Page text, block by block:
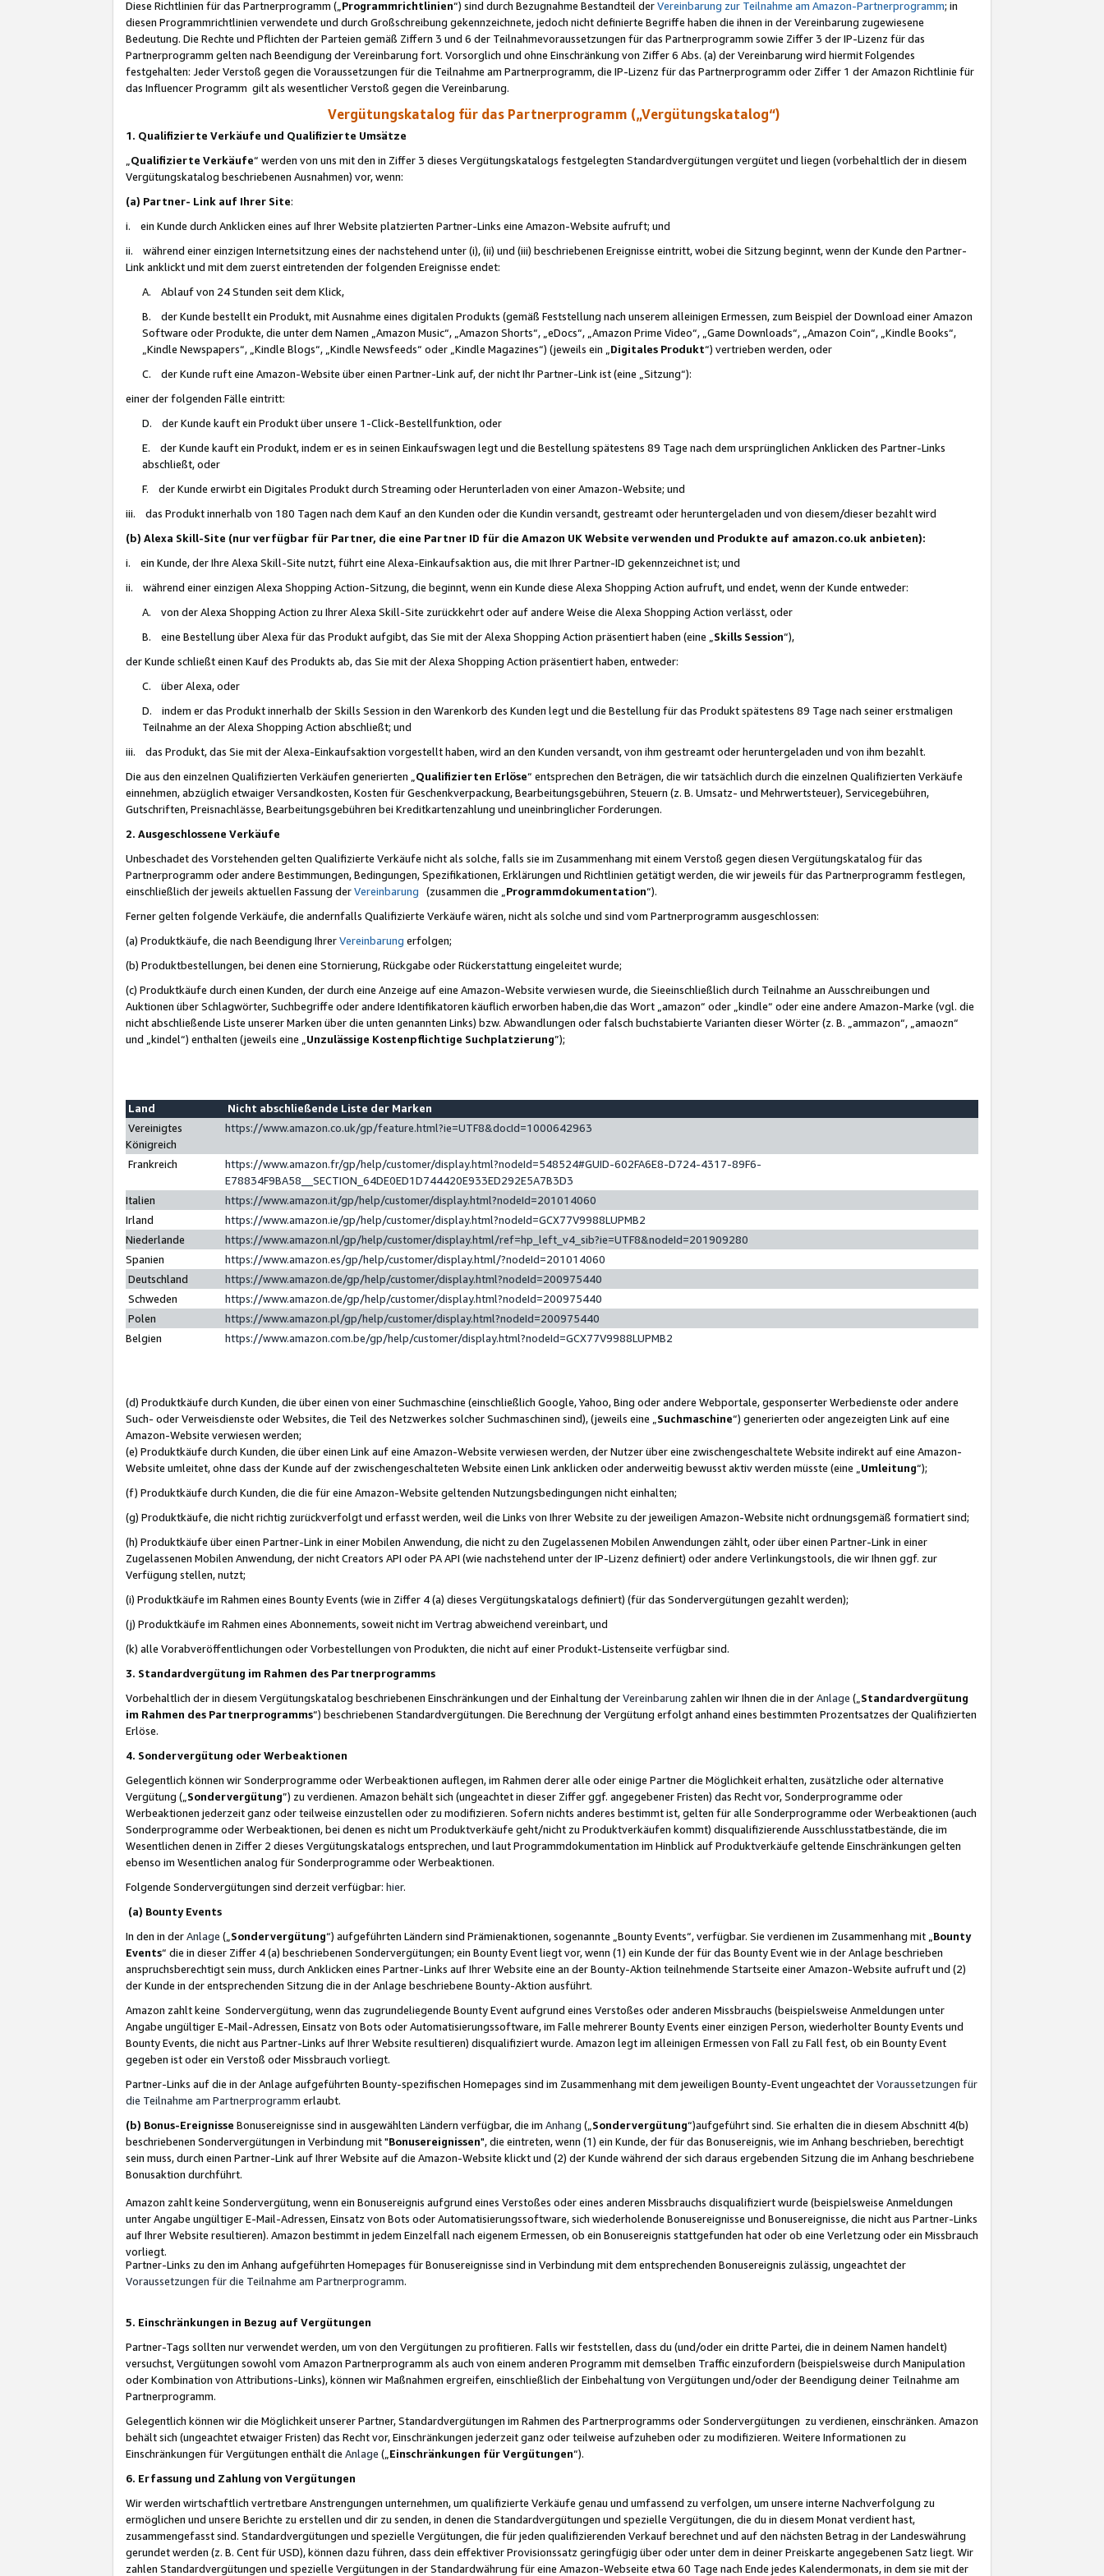
Diese Richtlinien für das Partnerprogramm („Programmrichtlinien“) sind durch Bezugnahme Bestandteil derVereinbarung zur Teilnahme am Amazon-Partnerprogramm; in
diesen Programmrichtlinien verwendete und durch Großschreibung gekennzeichnete, jedoch nicht definierte Begriffe haben die ihnen in der Vereinbarung zugewiesene
Bedeutung. Die Rechte und Pflichten der Parteien gemäß Ziffern 3 und 6 der Teilnahmevoraussetzungen für das Partnerprogramm sowie Ziffer 3 der IP-Lizenz für das
Partnerprogramm gelten nach Beendigung der Vereinbarung fort. Vorsorglich und ohne Einschränkung von Ziffer 6 Abs. (a) der Vereinbarung wird hiermit Folgendes
festgehalten: Jeder Verstoß gegen die Voraussetzungen für die Teilnahme am Partnerprogramm, die IP-Lizenz für das Partnerprogramm oder Ziffer 1 der Amazon Richtlinie für
das Influencer Programm gilt als wesentlicher Verstoß gegen die Vereinbarung.
Vergütungskatalog für das Partnerprogramm („Vergütungskatalog“)
1. Qualifizierte Verkäufe und Qualifizierte Umsätze
Qualifizierte Verkäufe“ werden von uns mit den in Ziffer 3 dieses Vergütungskatalogs festgelegten Standardvergütungen vergütet und liegen (vorbehaltlich der in diesem
Vergütungskatalog beschriebenen Ausnahmen) vor, wenn:
(a) Partner- Link auf Ihrer Site:
i. ein Kunde durch Anklicken eines auf Ihrer Website platzierten Partner-Links eine Amazon-Website aufruft; und
ii. während einer einzigen Internetsitzung eines der nachstehend unter (i), (ii) und (iii) beschriebenen Ereignisse eintritt, wobei die Sitzung beginnt, wenn der Kunde den Partner-
Link anklickt und mit dem zuerst eintretenden der folgenden Ereignisse endet:
A. Ablauf von 24 Stunden seit dem Klick,
B. der Kunde bestellt ein Produkt, mit Ausnahme eines digitalen Produkts (gemäß Feststellung nach unserem alleinigen Ermessen, zum Beispiel der Download einer Amazon
Software oder Produkte, die unter dem Namen „Amazon Music“, „Amazon Shorts“, „eDocs“, „Amazon Prime Video“, „Game Downloads“, „Amazon Coin“, „Kindle Books“,
„Kindle Newspapers“, „Kindle Blogs“, „Kindle Newsfeeds“ oder „Kindle Magazines“) (jeweils ein „ Digitales Produkt“) vertrieben werden, oder
C. der Kunde ruft eine Amazon-Website über einen Partner-Link auf, der nicht Ihr Partner-Link ist (eine „Sitzung“):
einer der folgenden Fälle eintritt:
D. der Kunde kauft ein Produkt über unsere 1-Click-Bestellfunktion, oder
E. der Kunde kauft ein Produkt, indem er es in seinen Einkaufswagen legt und die Bestellung spätestens 89 Tage nach dem ursprünglichen Anklicken des Partner-Links
abschließt, oder
F. der Kunde erwirbt ein Digitales Produkt durch Streaming oder Herunterladen von einer Amazon-Website; und
iii. das Produkt innerhalb von 180 Tagen nach dem Kauf an den Kunden oder die Kundin versandt, gestreamt oder heruntergeladen und von diesem/dieser bezahlt wird
(b) Alexa Skill-Site (nur verfügbar für Partner, die eine Partner ID für die Amazon UK Website verwenden und Produkte auf amazon.co.uk anbieten):
i. ein Kunde, der Ihre Alexa Skill-Site nutzt, führt eine Alexa-Einkaufsaktion aus, die mit Ihrer Partner-ID gekennzeichnet ist; und
ii. während einer einzigen Alexa Shopping Action-Sitzung, die beginnt, wenn ein Kunde diese Alexa Shopping Action aufruft, und endet, wenn der Kunde entweder:
A. von der Alexa Shopping Action zu Ihrer Alexa Skill-Site zurückkehrt oder auf andere Weise die Alexa Shopping Action verlässt, oder
B. eine Bestellung über Alexa für das Produkt aufgibt, das Sie mit der Alexa Shopping Action präsentiert haben (eine „ Skills Session“),
der Kunde schließt einen Kauf des Produkts ab, das Sie mit der Alexa Shopping Action präsentiert haben, entweder:
C. über Alexa, oder
D. indem er das Produkt innerhalb der Skills Session in den Warenkorb des Kunden legt und die Bestellung für das Produkt spätestens 89 Tage nach seiner erstmaligen
Teilnahme an der Alexa Shopping Action abschließt; und
iii. das Produkt, das Sie mit der Alexa-Einkaufsaktion vorgestellt haben, wird an den Kunden versandt, von ihm gestreamt oder heruntergeladen und von ihm bezahlt.
Die aus den einzelnen Qualifizierten Verkäufen generierten „ Qualifizierten Erlöse“ entsprechen den Beträgen, die wir tatsächlich durch die einzelnen Qualifizierten Verkäufe
einnehmen, abzüglich etwaiger Versandkosten, Kosten für Geschenkverpackung, Bearbeitungsgebühren, Steuern (z. B. Umsatz- und Mehrwertsteuer), Servicegebühren,
Gutschriften, Preisnachlässe, Bearbeitungsgebühren bei Kreditkartenzahlung und uneinbringlicher Forderungen.
2. Ausgeschlossene Verkäufe
Unbeschadet des Vorstehenden gelten Qualifizierte Verkäufe nicht als solche, falls sie im Zusammenhang mit einem Verstoß gegen diesen Vergütungskatalog für das
Partnerprogramm oder andere Bestimmungen, Bedingungen, Spezifikationen, Erklärungen und Richtlinien getätigt werden, die wir jeweils für das Partnerprogramm festlegen,
einschließlich der jeweils aktuellen Fassung derVereinbarung (zusammen die „ Programmdokumentation“).
Ferner gelten folgende Verkäufe, die andernfalls Qualifizierte Verkäufe wären, nicht als solche und sind vom Partnerprogramm ausgeschlossen:
(a) Produktkäufe, die nach Beendigung IhrerVereinbarung erfolgen;
(b) Produktbestellungen, bei denen eine Stornierung, Rückgabe oder Rückerstattung eingeleitet wurde;
(c) Produktkäufe durch einen Kunden, der durch eine Anzeige auf eine Amazon-Website verwiesen wurde, die Sieeinschließlich durch Teilnahme an Ausschreibungen und
Auktionen über Schlagwörter, Suchbegriffe oder andere Identifikatoren käuflich erworben haben,die das Wort „amazon“ oder „kindle“ oder eine andere Amazon-Marke (vgl. die
nicht abschließende Liste unserer Marken über die unten genannten Links) bzw. Abwandlungen oder falsch buchstabierte Varianten dieser Wörter (z. B. „ammazon“, „amaozn“
und „kindel“) enthalten (jeweils eine „ Unzulässige Kostenpflichtige Suchplatzierung”);
Land
Nicht abschließende Liste der Marken
Vereinigtes
Königreich
https://www.amazon.co.uk/gp/feature.html?ie=UTF8&docId=1000642963
Frankreich
https://www.amazon.fr/gp/help/customer/display.html?nodeId=548524#GUID-602FA6E8-D724-4317-89F6-
E78834F9BA58__SECTION_64DE0ED1D744420E933ED292E5A7B3D3
Italien
https://www.amazon.it/gp/help/customer/display.html?nodeId=201014060
Irland
https://www.amazon.ie/gp/help/customer/display.html?nodeId=GCX77V9988LUPMB2
Niederlande
https://www.amazon.nl/gp/help/customer/display.html/ref=hp_left_v4_sib?ie=UTF8&nodeId=201909280
Spanien
https://www.amazon.es/gp/help/customer/display.html/?nodeId=201014060
Deutschland
https://www.amazon.de/gp/help/customer/display.html?nodeId=200975440
Schweden
https://www.amazon.de/gp/help/customer/display.html?nodeId=200975440
Polen
https://www.amazon.pl/gp/help/customer/display.html?nodeId=200975440
Belgien
https://www.amazon.com.be/gp/help/customer/display.html?nodeId=GCX77V9988LUPMB2
(d) Produktkäufe durch Kunden, die über einen von einer Suchmaschine (einschließlich Google, Yahoo, Bing oder andere Webportale, gesponserter Werbedienste oder andere
Such- oder Verweisdienste oder Websites, die Teil des Netzwerkes solcher Suchmaschinen sind), (jeweils eine „ Suchmaschine“) generierten oder angezeigten Link auf eine
Amazon-Website verwiesen werden;
(e) Produktkäufe durch Kunden, die über einen Link auf eine Amazon-Website verwiesen werden, der Nutzer über eine zwischengeschaltete Website indirekt auf eine Amazon-
Website umleitet, ohne dass der Kunde auf der zwischengeschalteten Website einen Link anklicken oder anderweitig bewusst aktiv werden müsste (eine „ Umleitung“);
(f) Produktkäufe durch Kunden, die die für eine Amazon-Website geltenden Nutzungsbedingungen nicht einhalten;
(g) Produktkäufe, die nicht richtig zurückverfolgt und erfasst werden, weil die Links von Ihrer Website zu der jeweiligen Amazon-Website nicht ordnungsgemäß formatiert sind;
(h) Produktkäufe über einen Partner-Link in einer Mobilen Anwendung, die nicht zu den Zugelassenen Mobilen Anwendungen zählt, oder über einen Partner-Link in einer
Zugelassenen Mobilen Anwendung, der nicht Creators API oder PA API (wie nachstehend unter der IP-Lizenz definiert) oder andere Verlinkungstools, die wir Ihnen ggf. zur
Verfügung stellen, nutzt;
(i) Produktkäufe im Rahmen eines Bounty Events (wie in Ziffer 4 (a) dieses Vergütungskatalogs definiert) (für das Sondervergütungen gezahlt werden);
(j) Produktkäufe im Rahmen eines Abonnements, soweit nicht im Vertrag abweichend vereinbart, und
(k) alle Vorabveröffentlichungen oder Vorbestellungen von Produkten, die nicht auf einer Produkt-Listenseite verfügbar sind.
3. Standardvergütung im Rahmen des Partnerprogramms
Vorbehaltlich der in diesem Vergütungskatalog beschriebenen Einschränkungen und der Einhaltung derVereinbarung zahlen wir Ihnen die in derAnlage („ Standardvergütung
im Rahmen des Partnerprogramms“) beschriebenen Standardvergütungen. Die Berechnung der Vergütung erfolgt anhand eines bestimmten Prozentsatzes der Qualifizierten
Erlöse.
4. Sondervergütung oder Werbeaktionen
Gelegentlich können wir Sonderprogramme oder Werbeaktionen auflegen, im Rahmen derer alle oder einige Partner die Möglichkeit erhalten, zusätzliche oder alternative
Vergütung („ Sondervergütung”) zu verdienen. Amazon behält sich (ungeachtet in dieser Ziffer ggf. angegebener Fristen) das Recht vor, Sonderprogramme oder
Werbeaktionen jederzeit ganz oder teilweise einzustellen oder zu modifizieren. Sofern nichts anderes bestimmt ist, gelten für alle Sonderprogramme oder Werbeaktionen (auch
Sonderprogramme oder Werbeaktionen, bei denen es nicht um Produktverkäufe geht/nicht zu Produktverkäufen kommt) disqualifizierende Ausschlusstatbestände, die im
Wesentlichen denen in Ziffer 2 dieses Vergütungskatalogs entsprechen, und laut Programmdokumentation im Hinblick auf Produktverkäufe geltende Einschränkungen gelten
ebenso im Wesentlichen analog für Sonderprogramme oder Werbeaktionen.
Folgende Sondervergütungen sind derzeit verfügbar: hier.
(a) Bounty Events
In den in derAnlage („ Sondervergütung“) aufgeführten Ländern sind Prämienaktionen, sogenannte „Bounty Events“, verfügbar. Sie verdienen im Zusammenhang mit „ Bounty
Events“ die in dieser Ziffer 4 (a) beschriebenen Sondervergütungen; ein Bounty Event liegt vor, wenn (1) ein Kunde der für das Bounty Event wie in der Anlage beschrieben
anspruchsberechtigt sein muss, durch Anklicken eines Partner-Links auf Ihrer Website eine an der Bounty-Aktion teilnehmende Startseite einer Amazon-Website aufruft und (2)
der Kunde in der entsprechenden Sitzung die in der Anlage beschriebene Bounty-Aktion ausführt.
Amazon zahlt keine Sondervergütung, wenn das zugrundeliegende Bounty Event aufgrund eines Verstoßes oder anderen Missbrauchs (beispielsweise Anmeldungen unter
Angabe ungültiger E-Mail-Adressen, Einsatz von Bots oder Automatisierungssoftware, im Falle mehrerer Bounty Events einer einzigen Person, wiederholter Bounty Events und
Bounty Events, die nicht aus Partner-Links auf Ihrer Website resultieren) disqualifiziert wurde. Amazon legt im alleinigen Ermessen von Fall zu Fall fest, ob ein Bounty Event
gegeben ist oder ein Verstoß oder Missbrauch vorliegt.
Partner-Links auf die in der Anlage aufgeführten Bounty-spezifischen Homepages sind im Zusammenhang mit dem jeweiligen Bounty-Event ungeachtet derVoraussetzungen für
die Teilnahme am Partnerprogramm erlaubt.
(b) Bonus-Ereignisse Bonusereignisse sind in ausgewählten Ländern verfügbar, die im Anhang („ Sondervergütung“)aufgeführt sind. Sie erhalten die in diesem Abschnitt 4(b)
beschriebenen Sondervergütungen in Verbindung mit "Bonusereignissen", die eintreten, wenn (1) ein Kunde, der für das Bonusereignis, wie im Anhang beschrieben, berechtigt
sein muss, durch einen Partner-Link auf Ihrer Website auf die Amazon-Website klickt und (2) der Kunde während der sich daraus ergebenden Sitzung die im Anhang beschriebene
Bonusaktion durchführt.
Amazon zahlt keine Sondervergütung, wenn ein Bonusereignis aufgrund eines Verstoßes oder eines anderen Missbrauchs disqualifiziert wurde (beispielsweise Anmeldungen
unter Angabe ungültiger E-Mail-Adressen, Einsatz von Bots oder Automatisierungssoftware, sich wiederholende Bonusereignisse und Bonusereignisse, die nicht aus Partner-Links
auf Ihrer Website resultieren). Amazon bestimmt in jedem Einzelfall nach eigenem Ermessen, ob ein Bonusereignis stattgefunden hat oder ob eine Verletzung oder ein Missbrauch
vorliegt.
Partner-Links zu den im Anhang aufgeführten Homepages für Bonusereignisse sind in Verbindung mit dem entsprechenden Bonusereignis zulässig, ungeachtet der
Voraussetzungen für die Teilnahme am Partnerprogramm.
5. Einschränkungen in Bezug auf Vergütungen
Partner-Tags sollten nur verwendet werden, um von den Vergütungen zu profitieren. Falls wir feststellen, dass du (und/oder ein dritte Partei, die in deinem Namen handelt)
versuchst, Vergütungen sowohl vom Amazon Partnerprogramm als auch von einem anderen Programm mit demselben Traffic einzufordern (beispielsweise durch Manipulation
oder Kombination von Attributions-Links), können wir Maßnahmen ergreifen, einschließlich der Einbehaltung von Vergütungen und/oder der Beendigung deiner Teilnahme am
Partnerprogramm.
Gelegentlich können wir die Möglichkeit unserer Partner, Standardvergütungen im Rahmen des Partnerprogramms oder Sondervergütungen zu verdienen, einschränken. Amazon
behält sich (ungeachtet etwaiger Fristen) das Recht vor, Einschränkungen jederzeit ganz oder teilweise aufzuheben oder zu modifizieren. Weitere Informationen zu
Einschränkungen für Vergütungen enthält die Anlage („ Einschränkungen für Vergütungen“).
6. Erfassung und Zahlung von Vergütungen
Wir werden wirtschaftlich vertretbare Anstrengungen unternehmen, um qualifizierte Verkäufe genau und umfassend zu verfolgen, um unsere interne Nachverfolgung zu
ermöglichen und unsere Berichte zu erstellen und dir zu senden, in denen die Standardvergütungen und spezielle Vergütungen, die du in diesem Monat verdient hast,
zusammengefasst sind. Standardvergütungen und spezielle Vergütungen, die für jeden qualifizierenden Verkauf berechnet und auf den nächsten Betrag in der Landeswährung
gerundet werden (z. B. Cent für USD), können dazu führen, dass dein effektiver Provisionssatz geringfügig über oder unter dem in deiner Preiskarte angegebenen Satz liegt. Wir
zahlen Standardvergütungen und spezielle Vergütungen in der Standardwährung für eine Amazon-Webseite etwa 60 Tage nach Ende jedes Kalendermonats, in dem sie mit der